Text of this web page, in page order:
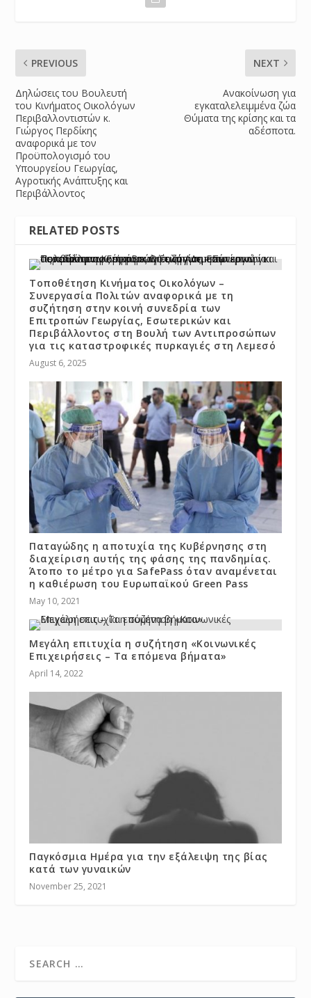
PREVIOUS
Δηλώσεις του Βουλευτή
του Κινήματος Οικολόγων
Περιβαλλοντιστών κ.
Γιώργος Περδίκης
αναφορικά με τον
Προϋπολογισμό του
Υπουργείου Γεωργίας,
Αγροτικής Ανάπτυξης και
Περιβάλλοντος
NEXT
Ανακοίνωση για
εγκαταλελειμμένα ζώα
Θύματα της κρίσης και τα
αδέσποτα.
RELATED POSTS
Τοποθέτηση Κινήματος Οικολόγων –
Συνεργασία Πολιτών αναφορικά με τη
συζήτηση στην κοινή συνεδρία των
Επιτροπών Γεωργίας, Εσωτερικών και
Περιβάλλοντος στη Βουλή των Αντιπροσώπων
για τις καταστροφικές πυρκαγιές στη Λεμεσό
August 6, 2025
Παταγώδης η αποτυχία της Κυβέρνησης στη
διαχείριση αυτής της φάσης της πανδημίας.
Άτοπο το μέτρο για SafePass όταν αναμένεται
η καθιέρωση του Ευρωπαϊκού Green Pass
May 10, 2021
Μεγάλη επιτυχία η συζήτηση «Κοινωνικές
Επιχειρήσεις – Τα επόμενα βήματα»
April 14, 2022
Παγκόσμια Ημέρα για την εξάλειψη της βίας
κατά των γυναικών
November 25, 2021